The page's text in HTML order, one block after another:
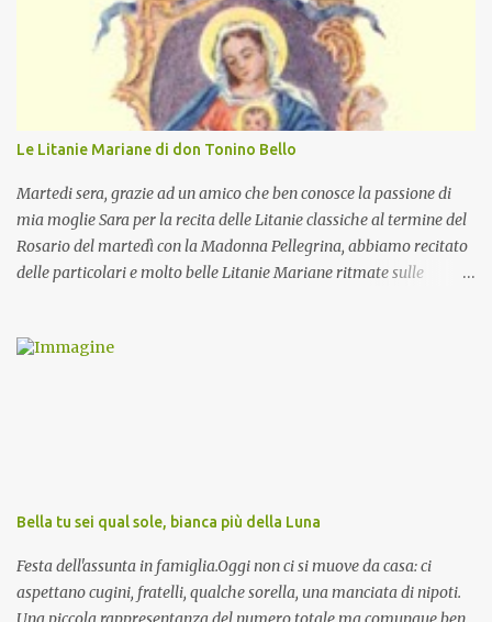
Le Litanie Mariane di don Tonino Bello
Martedi sera, grazie ad un amico che ben conosce la passione di
mia moglie Sara per la recita delle Litanie classiche al termine del
Rosario del martedì con la Madonna Pellegrina, abbiamo recitato
delle particolari e molto belle Litanie Mariane ritmate sulle
preghiera.
Bella tu sei qual sole, bianca più della Luna
Festa dell'assunta in famiglia.Oggi non ci si muove da casa: ci
aspettano cugini, fratelli, qualche sorella, una manciata di nipoti.